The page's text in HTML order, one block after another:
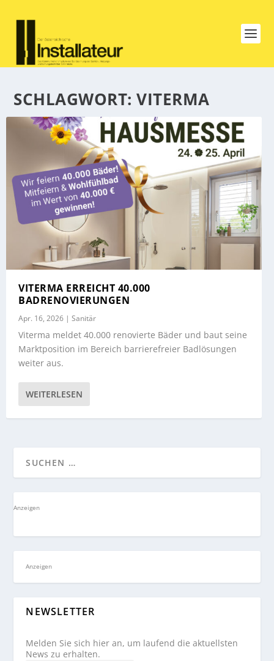
SCHLAGWORT:VITERMA
VITERMA ERREICHT 40.000
BADRENOVIERUNGEN
Apr. 16, 2026 |Sanitär
Viterma meldet 40.000 renovierte Bäder und baut seine
Marktposition im Bereich barrierefreier Badlösungen
weiter aus.
WEITERLESEN
Anzeigen
Anzeigen
NEWSLETTER
Melden Sie sich hier an, um laufend die aktuellsten
News zu erhalten.